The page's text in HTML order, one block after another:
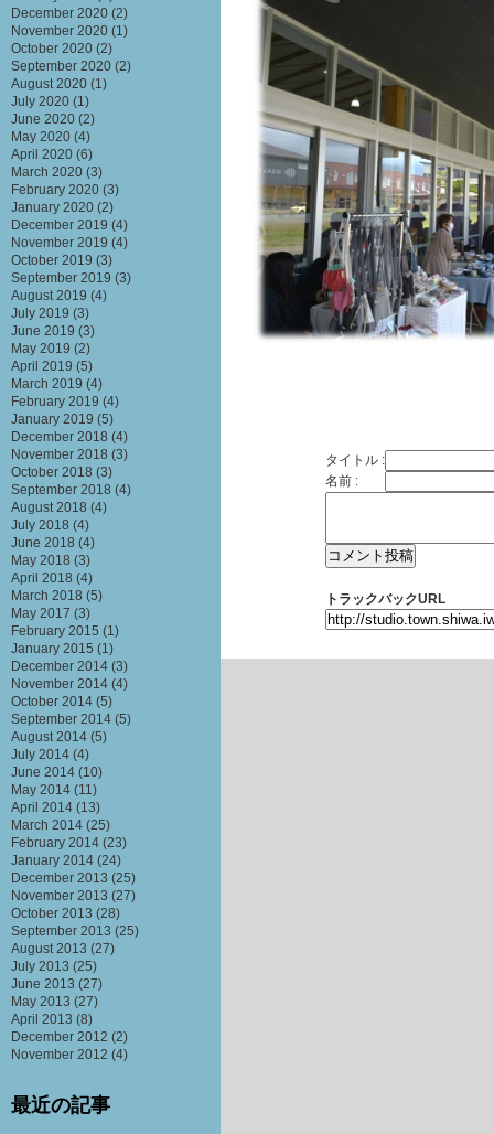
タイトル :
名前 :
トラックバックURL
December 2020 (2)
November 2020 (1)
October 2020 (2)
September 2020 (2)
August 2020 (1)
July 2020 (1)
June 2020 (2)
May 2020 (4)
April 2020 (6)
March 2020 (3)
February 2020 (3)
January 2020 (2)
December 2019 (4)
November 2019 (4)
October 2019 (3)
September 2019 (3)
August 2019 (4)
July 2019 (3)
June 2019 (3)
May 2019 (2)
April 2019 (5)
March 2019 (4)
February 2019 (4)
January 2019 (5)
December 2018 (4)
November 2018 (3)
October 2018 (3)
September 2018 (4)
August 2018 (4)
July 2018 (4)
June 2018 (4)
May 2018 (3)
April 2018 (4)
March 2018 (5)
May 2017 (3)
February 2015 (1)
January 2015 (1)
December 2014 (3)
November 2014 (4)
October 2014 (5)
September 2014 (5)
August 2014 (5)
July 2014 (4)
June 2014 (10)
May 2014 (11)
April 2014 (13)
March 2014 (25)
February 2014 (23)
January 2014 (24)
December 2013 (25)
November 2013 (27)
October 2013 (28)
September 2013 (25)
August 2013 (27)
July 2013 (25)
June 2013 (27)
May 2013 (27)
April 2013 (8)
December 2012 (2)
November 2012 (4)
最近の記事